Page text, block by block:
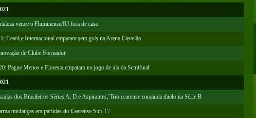
vence o Fluminense/RJ fora de casa
Ceará e Internacional empatam sem gols na Arena Castelão
de Clube Formador
Pague Menos e Floresta empatam no jogo de ida da Semifinal
dos Brasileiros Séries A, D e Aspirantes; Trio cearense comanda duelo na Série B
mudanças em partidas do Cearense Sub-17